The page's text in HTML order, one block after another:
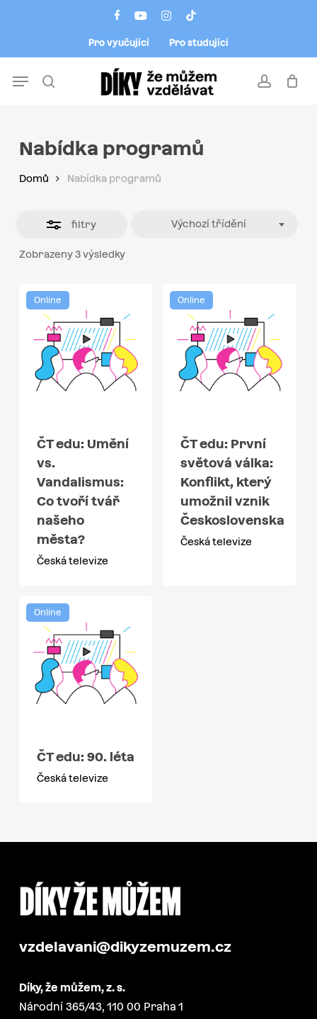
facebookyoutubeinstagram
tiktok
Pro vyučující Pro studující
account
Menu
Nabídka programů
Domů Nabídka programů
filtry
Zobrazeny 3 výsledky
Výchozí třídění
Online
ČT edu: Umění
vs.
Vandalismus:
Co tvoří tvář
našeho
města?
Česká televize
Online
ČT edu: První
světová válka:
Konflikt, který
umožnil vznik
Československa
Česká televize
Online
ČT edu: 90. léta
Česká televize
vzdelavani@dikyzemuzem.cz
Díky, že můžem, z. s.
Národní 365/43, 110 00 Praha 1